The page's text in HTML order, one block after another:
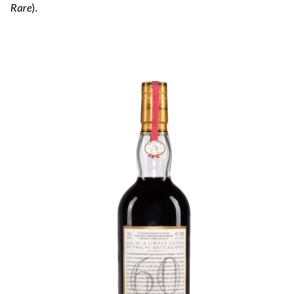
Rare).